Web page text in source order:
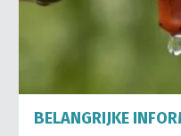
BELANGRIJKE